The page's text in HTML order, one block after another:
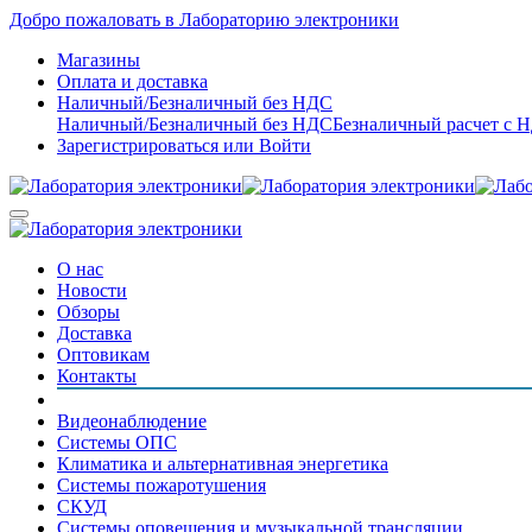
Добро пожаловать в Лабораторию электроники
Магазины
Оплата и доставка
Наличный/Безналичный без НДС
Наличный/Безналичный без НДСБезналичный расчет с
Зарегистрироваться или Войти
О нас
Новости
Обзоры
Доставка
Оптовикам
Контакты
Видеонаблюдение
Системы ОПС
Климатика и альтернативная энергетика
Системы пожаротушения
СКУД
Системы оповещения и музыкальной трансляции